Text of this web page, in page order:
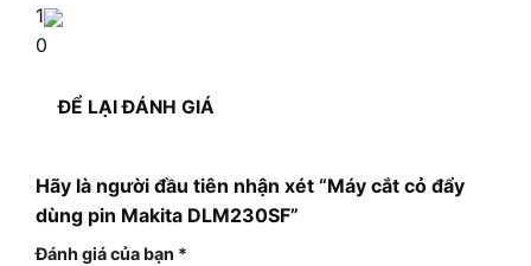
1
0
ĐỂ LẠI ĐÁNH GIÁ
Hãy là người đầu tiên nhận xét “Máy cắt cỏ đẩy
dùng pin Makita DLM230SF”
Đánh giá của bạn *